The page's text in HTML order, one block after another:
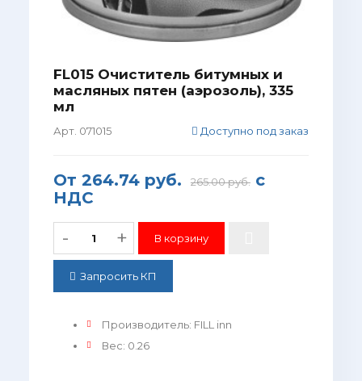
FL015 Очиститель битумных и
масляных пятен (аэрозоль), 335
мл
Арт. 071015 Доступно под заказ
От 264.74 руб. 265.00 руб.с
НДС
- +
Запросить КП
Производитель: FILL inn
Вес: 0.26